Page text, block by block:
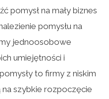
pomysł na mały biznes
pomysłu na
jednoosobowe
umiejętności i
to firmy z niskim
szybkie rozpoczęcie